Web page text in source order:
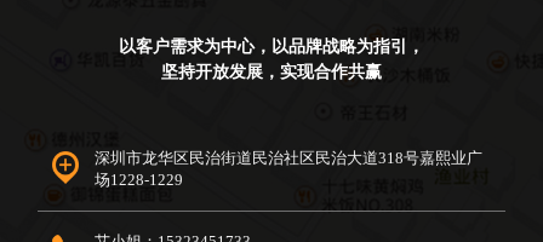
以客户需求为中心，以品牌战略为指引，
坚持开放发展，实现合作共赢
深圳市龙华区民治街道民治社区民治大道318号嘉熙业广
场1228-1229